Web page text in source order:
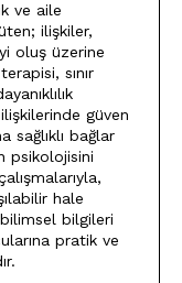
ve aile
ilişkiler,
oluş üzerine
sınır
güven
sağlıklı bağlar
psikolojisini
hale
bilgileri
pratik ve